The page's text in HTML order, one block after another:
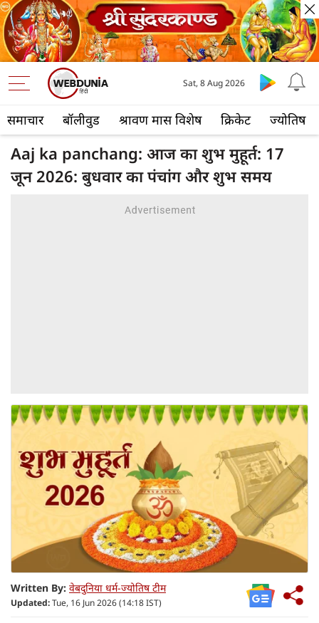
समाचार बॉलीवुड श्रावण मास विशेष क्रिकेट ज्योतिष
Sat, 8 Aug 2026
Aaj ka panchang: आज का शुभ मुहूर्त: 17
जून 2026: बुधवार का पंचांग और शुभ समय
Written By: वेबदुनिया धर्म-ज्योतिष टीम
Updated:Tue, 16 Jun 2026 (14:18 IST)